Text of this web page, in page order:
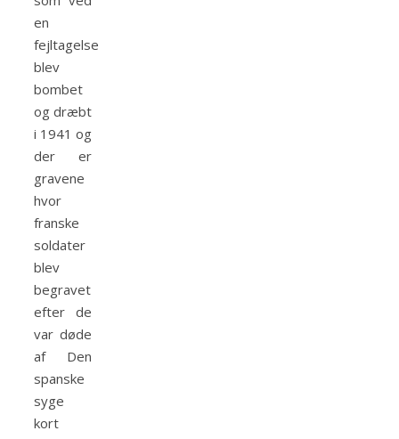
en
fejltagelse
blev
bombet
og dræbt
i 1941 og
der er
gravene
hvor
franske
soldater
blev
begravet
efter de
var døde
af Den
spanske
syge
kort